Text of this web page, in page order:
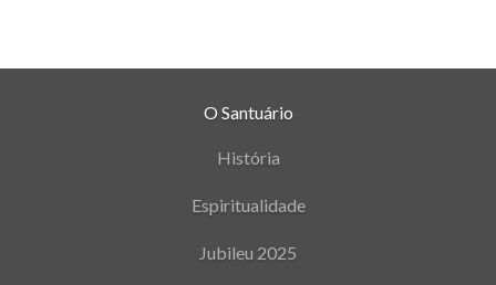
O Santuário
História
Espiritualidade
Jubileu 2025